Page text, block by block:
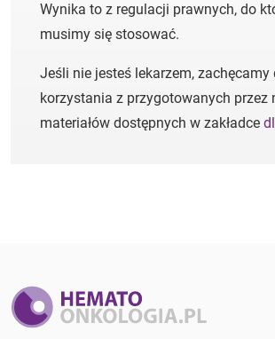
Wynika to z regulacji prawnych, do
musimy się stosować.
Jeśli nie jesteś lekarzem, zachęcamy
korzystania z przygotowanych przez
materiałów dostępnych w zakładce